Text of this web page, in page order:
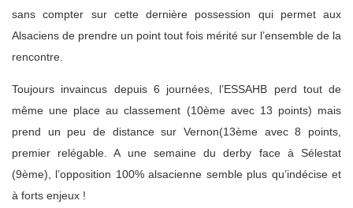
sans compter sur cette dernière possession qui permet aux
Alsaciens de prendre un point tout fois mérité sur l’ensemble de la
rencontre.
Toujours invaincus depuis 6 journées, l’ESSAHB perd tout de
même une place au classement (10ème avec 13 points) mais
prend un peu de distance sur Vernon(13ème avec 8 points,
premier relégable. A une semaine du derby face à Sélestat
(9ème), l’opposition 100% alsacienne semble plus qu’indécise et
à forts enjeux !